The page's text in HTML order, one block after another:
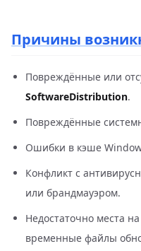
Причины
Повреждённые или
SoftwareDistribution.
Повреждённые
Ошибки в кэше
Конфликт с
или брандмауэром.
Недостаточно места
временные файлы